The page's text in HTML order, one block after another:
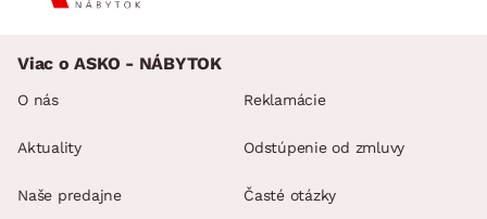
Viac o ASKO - NÁBYTOK
O nás
Aktuality
Naše predajne
Reklamácie
Odstúpenie od zmluvy
Časté otázky